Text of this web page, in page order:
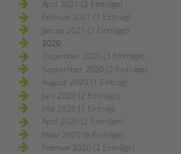
April 2021 (2 Einträge)
Februar 2021 (1 Eintrag)
Januar 2021 (2 Einträge)
2020
Dezember 2020 (3 Einträge)
September 2020 (2 Einträge)
August 2020 (1 Eintrag)
Juni 2020 (2 Einträge)
Mai 2020 (1 Eintrag)
April 2020 (2 Einträge)
März 2020 (6 Einträge)
Februar 2020 (2 Einträge)